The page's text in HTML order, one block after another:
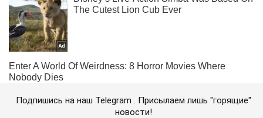
Подпишись на наш Telegram . Присылаем лишь "горящие"
новости!